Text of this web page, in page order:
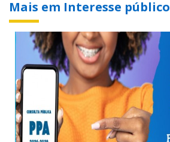
Mais em Interesse público